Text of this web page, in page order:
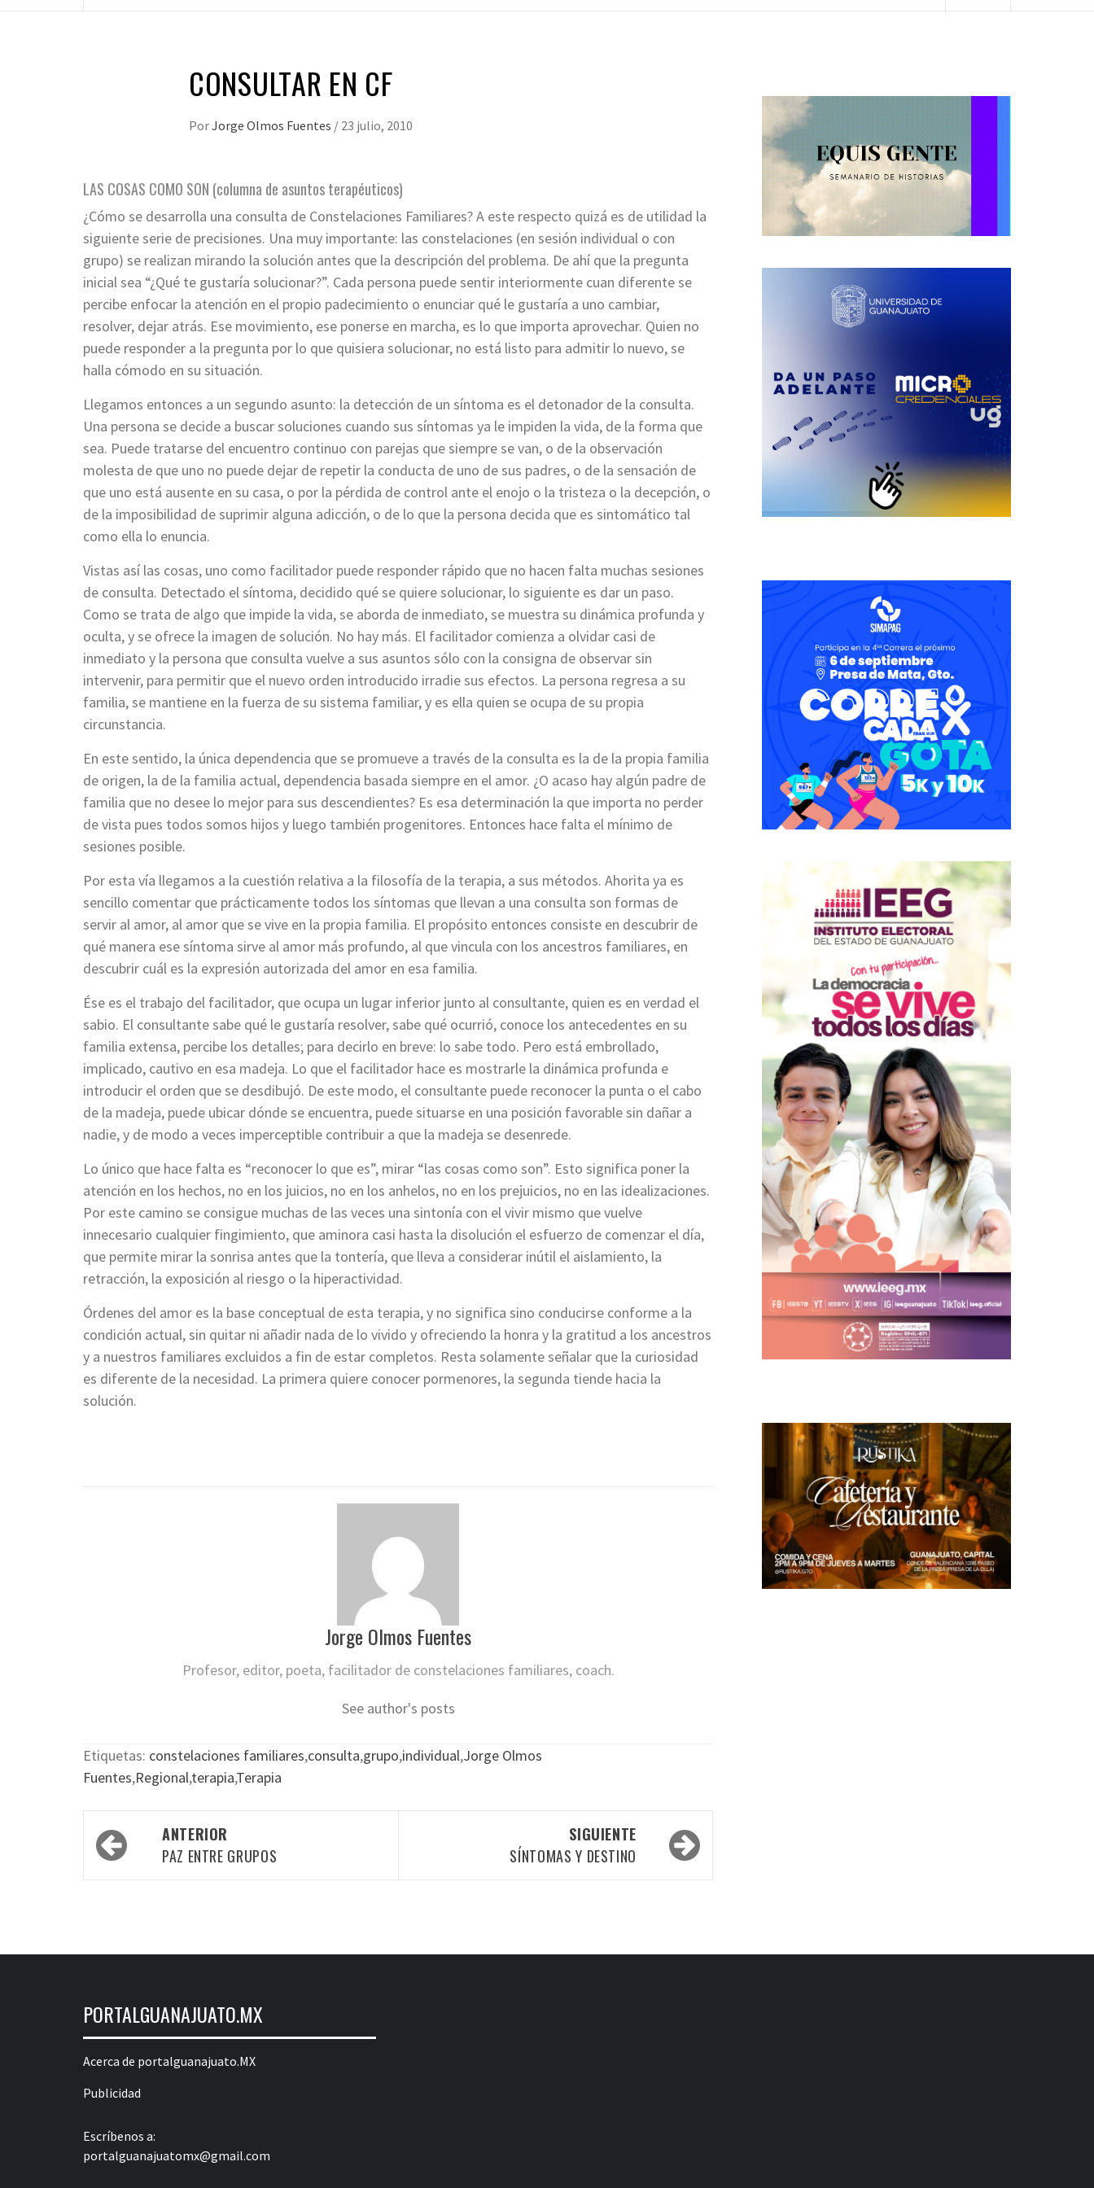
CONSULTAR EN CF
PorJorge Olmos Fuentes / 23 julio, 2010
LAS COSAS COMO SON (columna de asuntos terapéuticos)
¿Cómo se desarrolla una consulta de Constelaciones Familiares? A este respecto quizá es de utilidad la
siguiente serie de precisiones. Una muy importante: las constelaciones (en sesión individual o con
grupo) se realizan mirando la solución antes que la descripción del problema. De ahí que la pregunta
inicial sea “¿Qué te gustaría solucionar?”. Cada persona puede sentir interiormente cuan diferente se
percibe enfocar la atención en el propio padecimiento o enunciar qué le gustaría a uno cambiar,
resolver, dejar atrás. Ese movimiento, ese ponerse en marcha, es lo que importa aprovechar. Quien no
puede responder a la pregunta por lo que quisiera solucionar, no está listo para admitir lo nuevo, se
halla cómodo en su situación.
Llegamos entonces a un segundo asunto: la detección de un síntoma es el detonador de la consulta.
Una persona se decide a buscar soluciones cuando sus síntomas ya le impiden la vida, de la forma que
sea. Puede tratarse del encuentro continuo con parejas que siempre se van, o de la observación
molesta de que uno no puede dejar de repetir la conducta de uno de sus padres, o de la sensación de
que uno está ausente en su casa, o por la pérdida de control ante el enojo o la tristeza o la decepción, o
de la imposibilidad de suprimir alguna adicción, o de lo que la persona decida que es sintomático tal
como ella lo enuncia.
Vistas así las cosas, uno como facilitador puede responder rápido que no hacen falta muchas sesiones
de consulta. Detectado el síntoma, decidido qué se quiere solucionar, lo siguiente es dar un paso.
Como se trata de algo que impide la vida, se aborda de inmediato, se muestra su dinámica profunda y
oculta, y se ofrece la imagen de solución. No hay más. El facilitador comienza a olvidar casi de
inmediato y la persona que consulta vuelve a sus asuntos sólo con la consigna de observar sin
intervenir, para permitir que el nuevo orden introducido irradie sus efectos. La persona regresa a su
familia, se mantiene en la fuerza de su sistema familiar, y es ella quien se ocupa de su propia
circunstancia.
En este sentido, la única dependencia que se promueve a través de la consulta es la de la propia familia
de origen, la de la familia actual, dependencia basada siempre en el amor. ¿O acaso hay algún padre de
familia que no desee lo mejor para sus descendientes? Es esa determinación la que importa no perder
de vista pues todos somos hijos y luego también progenitores. Entonces hace falta el mínimo de
sesiones posible.
Por esta vía llegamos a la cuestión relativa a la filosofía de la terapia, a sus métodos. Ahorita ya es
sencillo comentar que prácticamente todos los síntomas que llevan a una consulta son formas de
servir al amor, al amor que se vive en la propia familia. El propósito entonces consiste en descubrir de
qué manera ese síntoma sirve al amor más profundo, al que vincula con los ancestros familiares, en
descubrir cuál es la expresión autorizada del amor en esa familia.
Ése es el trabajo del facilitador, que ocupa un lugar inferior junto al consultante, quien es en verdad el
sabio. El consultante sabe qué le gustaría resolver, sabe qué ocurrió, conoce los antecedentes en su
familia extensa, percibe los detalles; para decirlo en breve: lo sabe todo. Pero está embrollado,
implicado, cautivo en esa madeja. Lo que el facilitador hace es mostrarle la dinámica profunda e
introducir el orden que se desdibujó. De este modo, el consultante puede reconocer la punta o el cabo
de la madeja, puede ubicar dónde se encuentra, puede situarse en una posición favorable sin dañar a
nadie, y de modo a veces imperceptible contribuir a que la madeja se desenrede.
Lo único que hace falta es “reconocer lo que es”, mirar “las cosas como son”. Esto significa poner la
atención en los hechos, no en los juicios, no en los anhelos, no en los prejuicios, no en las idealizaciones.
Por este camino se consigue muchas de las veces una sintonía con el vivir mismo que vuelve
innecesario cualquier fingimiento, que aminora casi hasta la disolución el esfuerzo de comenzar el día,
que permite mirar la sonrisa antes que la tontería, que lleva a considerar inútil el aislamiento, la
retracción, la exposición al riesgo o la hiperactividad.
Órdenes del amor es la base conceptual de esta terapia, y no significa sino conducirse conforme a la
condición actual, sin quitar ni añadir nada de lo vivido y ofreciendo la honra y la gratitud a los ancestros
y a nuestros familiares excluidos a fin de estar completos. Resta solamente señalar que la curiosidad
es diferente de la necesidad. La primera quiere conocer pormenores, la segunda tiende hacia la
solución.
Jorge Olmos Fuentes
Profesor, editor, poeta, facilitador de constelaciones familiares, coach.
See author's posts
Etiquetas: constelaciones familiares,consulta,grupo,individual,Jorge Olmos
Fuentes,Regional,terapia,Terapia
Navegación
por
ANTERIOR
PAZ ENTRE GRUPOS
SIGUIENTE
SÍNTOMAS Y DESTINO
PORTALGUANAJUATO.MX
Acerca de portalguanajuato.MX
Publicidad
Escríbenos a:
portalguanajuatomx@gmail.com